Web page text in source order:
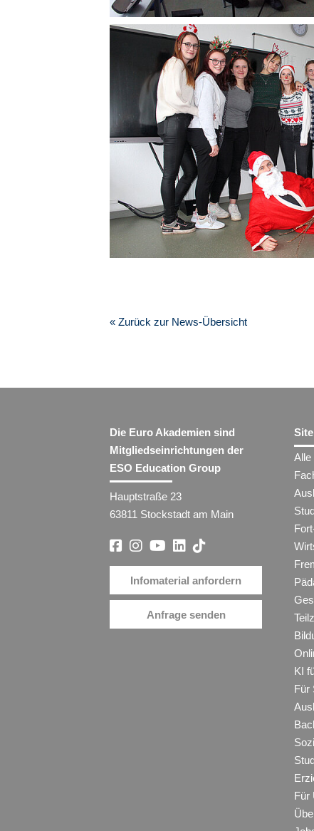
« Zurück zur News-Übersicht
Die Euro Akademien sind
Mitgliedseinrichtungen der
ESO Education Group
Hauptstraße 23
63811 Stockstadt am Main
Infomaterial anfordern
Anfrage senden
Alle
KI
Für
Für